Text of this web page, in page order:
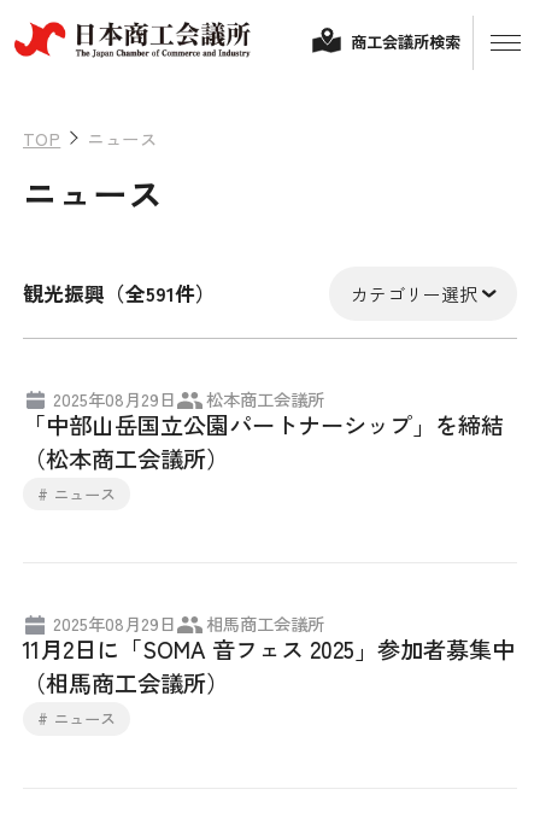
融資制度・補助金
ビジネス交流
会頭コメント
組織概要
役員紹介
商工会議所検索
TOP ニュース
ニュース
観光振興（全591件） カテゴリー選択
2025年08月29日 松本商工会議所
「中部山岳国立公園パートナーシップ」を締結
（松本商工会議所）
# ニュース
2025年08月29日 相馬商工会議所
11月2日に「SOMA 音フェス 2025」参加者募集中
（相馬商工会議所）
# ニュース